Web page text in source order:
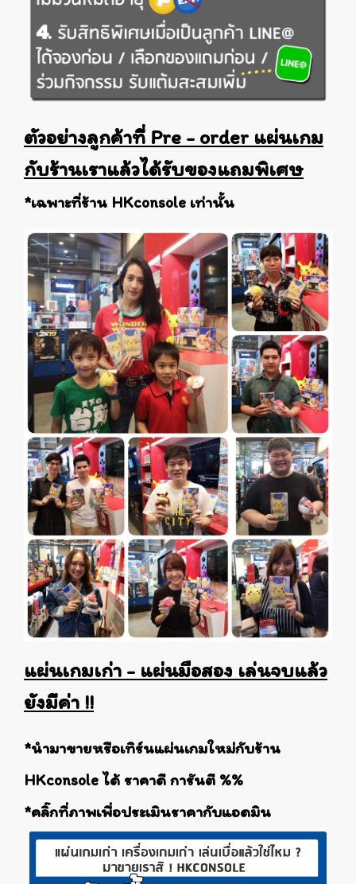
ตัวอย่างลูกค้าที่ Pre - order แผ่นเกม
กับร้านเราแล้วได้รับของแถมพิเศษ
*เฉพาะที่ร้าน HKconsole เท่านั้น
แผ่นเกมเก่า - แผ่นมือสอง เล่นจบแล้ว
ยังมีค่า !!
*นำมาขายหรือเทิร์นแผ่นเกมใหม่กับร้าน
HKconsole ได้ ราคาดี การันตี %%
*คลิ๊กที่ภาพเพื่อประเมินราคากับแอดมิน